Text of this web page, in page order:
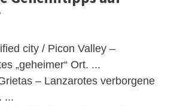
city / Picon Valley –
„geheimer“ Ort. ...
– Lanzarotes verborgene
...